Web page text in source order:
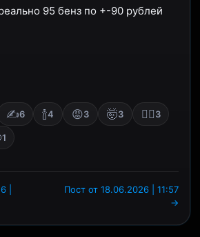
95 бенз по +-90 рублей
✍6 🍾4 😡3 🤯3 🤷‍♂3
1
|
Пост от 18.06.2026 | 11:57
→